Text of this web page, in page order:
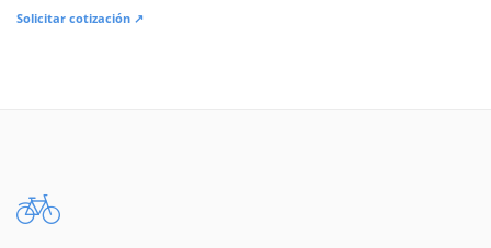
Solicitar cotización ↗